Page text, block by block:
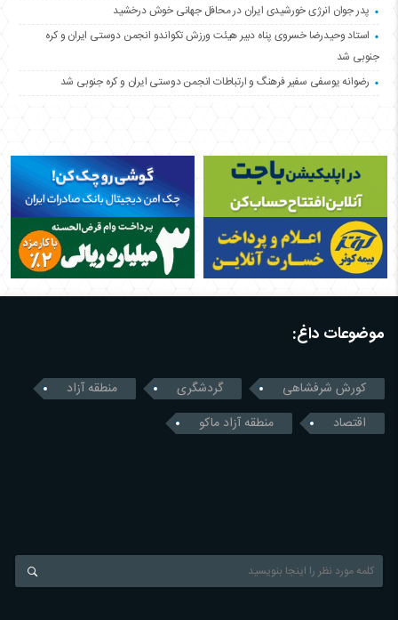
پدر جوان انرژی خورشیدی ایران در محافل جهانی خوش درخشید
استاد وحیدرضا خسروی پناه دبیر هیئت ورزش تکواندو انجمن دوستی ایران و کره
جنوبی شد
رضوانه یوسفی سفیر فرهنگ و ارتباطات انجمن دوستی ایران و کره جنوبی شد
موضوعات داغ:
کورش شرفشاهی گردشگری
منطقه آزاد
اقتصاد
منطقه آزاد ماکو